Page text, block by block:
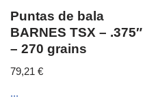
Puntas de bala
BARNES TSX – .375″
– 270 grains
79,21 €
...